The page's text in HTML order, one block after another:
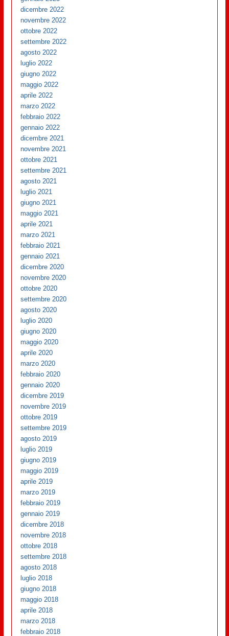
dicembre 2022
novembre 2022
ottobre 2022
settembre 2022
agosto 2022
luglio 2022
giugno 2022
maggio 2022
aprile 2022
marzo 2022
febbraio 2022
gennaio 2022
dicembre 2021
novembre 2021
ottobre 2021
settembre 2021
agosto 2021
luglio 2021
giugno 2021
maggio 2021
aprile 2021
marzo 2021
febbraio 2021
gennaio 2021
dicembre 2020
novembre 2020
ottobre 2020
settembre 2020
agosto 2020
luglio 2020
giugno 2020
maggio 2020
aprile 2020
marzo 2020
febbraio 2020
gennaio 2020
dicembre 2019
novembre 2019
ottobre 2019
settembre 2019
agosto 2019
luglio 2019
giugno 2019
maggio 2019
aprile 2019
marzo 2019
febbraio 2019
gennaio 2019
dicembre 2018
novembre 2018
ottobre 2018
settembre 2018
agosto 2018
luglio 2018
giugno 2018
maggio 2018
aprile 2018
marzo 2018
febbraio 2018